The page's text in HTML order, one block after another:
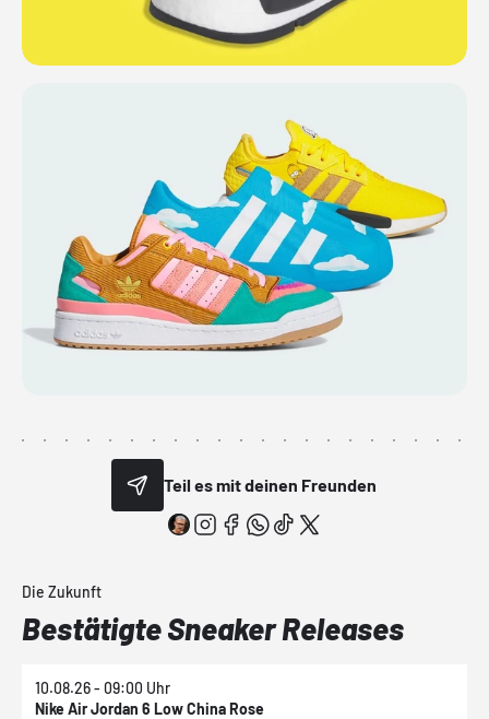
Teil es mit deinen Freunden
Die Zukunft
Bestätigte Sneaker Releases
10.08.26 - 09:00 Uhr
Nike Air Jordan 6 Low China Rose